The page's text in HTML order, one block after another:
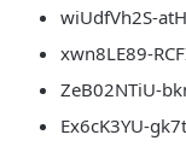
wiUdfVh2S-
xwn8LE89-
ZeB02NTiU-
Ex6cK3YU-